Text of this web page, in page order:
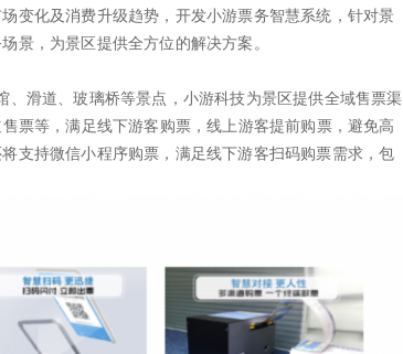
变化及消费升级趋势，开发小游票务智慧系统，针对景
景，为景区提供全方位的解决方案。
滑道、玻璃桥等景点，小游科技为景区提供全域售票渠
票等，满足线下游客购票，线上游客提前购票，避免高
支持微信小程序购票，满足线下游客扫码购票需求，包